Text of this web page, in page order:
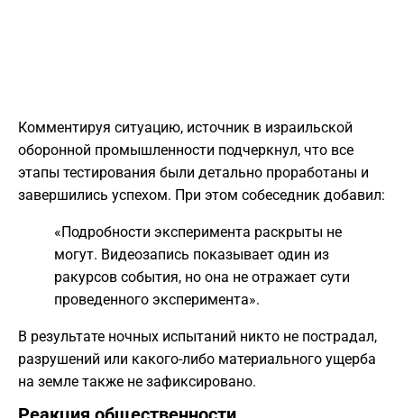
​Комментируя ситуацию, источник в израильской
оборонной промышленности подчеркнул, что все
этапы тестирования были детально проработаны и
завершились успехом. При этом собеседник добавил:
​«Подробности эксперимента раскрыты не
могут. Видеозапись показывает один из
ракурсов события, но она не отражает сути
проведенного эксперимента».
​В результате ночных испытаний никто не пострадал,
разрушений или какого-либо материального ущерба
на земле также не зафиксировано.